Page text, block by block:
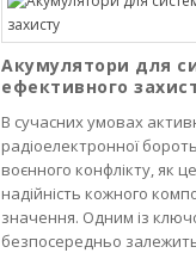
Акумулятори для
ефективного
В сучасних умовах
радіоелектронної
воєнного конфлікту, як
надійність кожного
значення. Одним із
безпосередньо